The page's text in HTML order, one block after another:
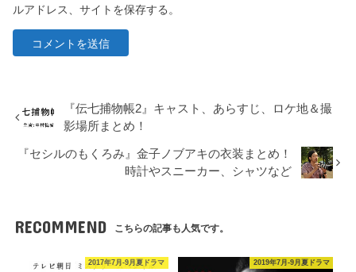
ルアドレス、サイトを保存する。
『伝七捕物帳2』キャスト、あらすじ、ロケ地＆撮
影場所まとめ！
『セシルのもくろみ』金子ノブアキの衣装まとめ！
時計やスニーカー、シャツなど
RECOMMEND こちらの記事も人気です。
2017年7月-9月夏ドラマ 2019年7月-9月夏ドラマ